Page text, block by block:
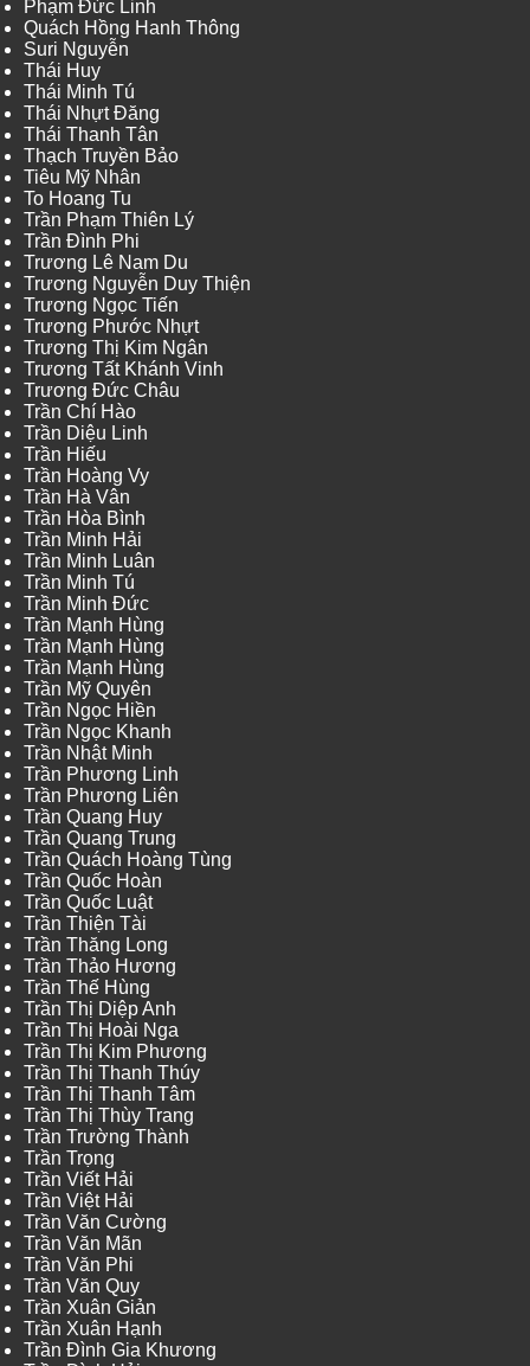
Phạm Đức Linh
Quách Hồng Hanh Thông
Suri Nguyễn
Thái Huy
Thái Minh Tú
Thái Nhựt Đăng
Thái Thanh Tân
Thạch Truyền Bảo
Tiêu Mỹ Nhân
To Hoang Tu
Trần Phạm Thiên Lý
Trần Đình Phi
Trương Lê Nam Du
Trương Nguyễn Duy Thiện
Trương Ngọc Tiến
Trương Phước Nhựt
Trương Thị Kim Ngân
Trương Tất Khánh Vinh
Trương Đức Châu
Trần Chí Hào
Trần Diệu Linh
Trần Hiếu
Trần Hoàng Vy
Trần Hà Vân
Trần Hòa Bình
Trần Minh Hải
Trần Minh Luân
Trần Minh Tú
Trần Minh Đức
Trần Mạnh Hùng
Trần Mạnh Hùng
Trần Mạnh Hùng
Trần Mỹ Quyên
Trần Ngọc Hiền
Trần Ngọc Khanh
Trần Nhật Minh
Trần Phương Linh
Trần Phương Liên
Trần Quang Huy
Trần Quang Trung
Trần Quách Hoàng Tùng
Trần Quốc Hoàn
Trần Quốc Luật
Trần Thiện Tài
Trần Thăng Long
Trần Thảo Hương
Trần Thế Hùng
Trần Thị Diệp Anh
Trần Thị Hoài Nga
Trần Thị Kim Phương
Trần Thị Thanh Thúy
Trần Thị Thanh Tâm
Trần Thị Thùy Trang
Trần Trường Thành
Trần Trọng
Trần Viết Hải
Trần Việt Hải
Trần Văn Cường
Trần Văn Mãn
Trần Văn Phi
Trần Văn Quy
Trần Xuân Giản
Trần Xuân Hạnh
Trần Đình Gia Khương